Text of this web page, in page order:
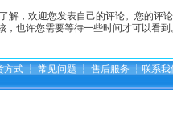
，欢迎您发表自己的评论。您的评
，也许您需要等待一些时间才可以看
方式 ┆ 常见问题 ┆ 售后服务 ┆ 联系我